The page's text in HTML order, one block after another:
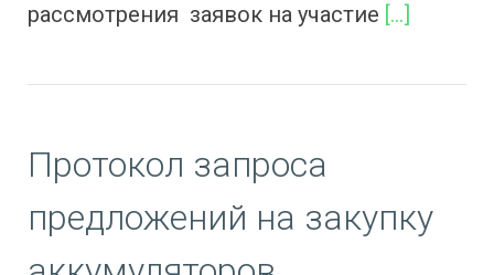
рассмотрения заявок на участие […]
Протокол запроса
предложений на закупку